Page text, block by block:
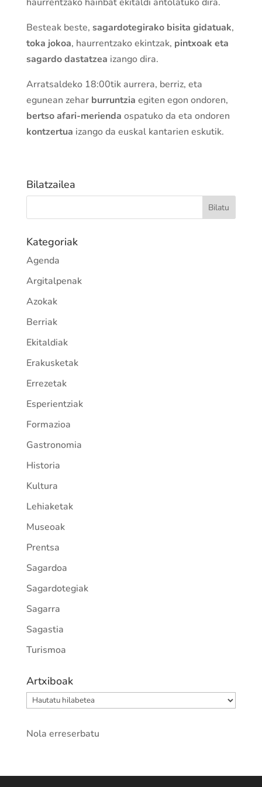
Besteak beste, sagardotegirako bisita gidatuak,
toka jokoa, haurrentzako ekintzak, pintxoak eta
sagardo dastatzea izango dira.
Arratsaldeko 18:00tik aurrera, berriz, eta
egunean zehar burruntzia egiten egon ondoren,
bertso afari-merienda ospatuko da eta ondoren
kontzertua izango da euskal kantarien eskutik.
Bilatzailea
Kategoriak
Agenda
Argitalpenak
Azokak
Berriak
Ekitaldiak
Erakusketak
Errezetak
Esperientziak
Formazioa
Gastronomia
Historia
Kultura
Lehiaketak
Museoak
Prentsa
Sagardoa
Sagardotegiak
Sagarra
Sagastia
Turismoa
Artxiboak
Artxiboak
Nola erreserbatu